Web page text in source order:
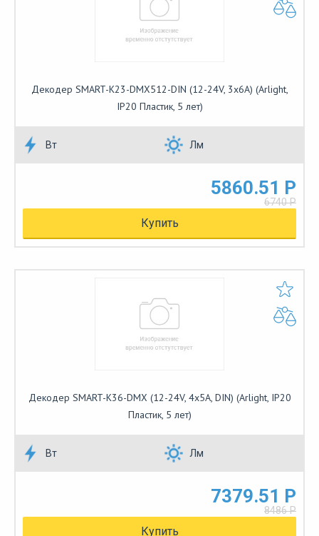
Декодер SMART-K23-DMX512-DIN (12-24V, 3x6A) (Arlight,
IP20 Пластик, 5 лет)
Вт Лм
5860.51 Р
6740 Р
Купить
Декодер SMART-K36-DMX (12-24V, 4x5A, DIN) (Arlight, IP20
Пластик, 5 лет)
Вт Лм
7379.51 Р
8486 Р
Купить